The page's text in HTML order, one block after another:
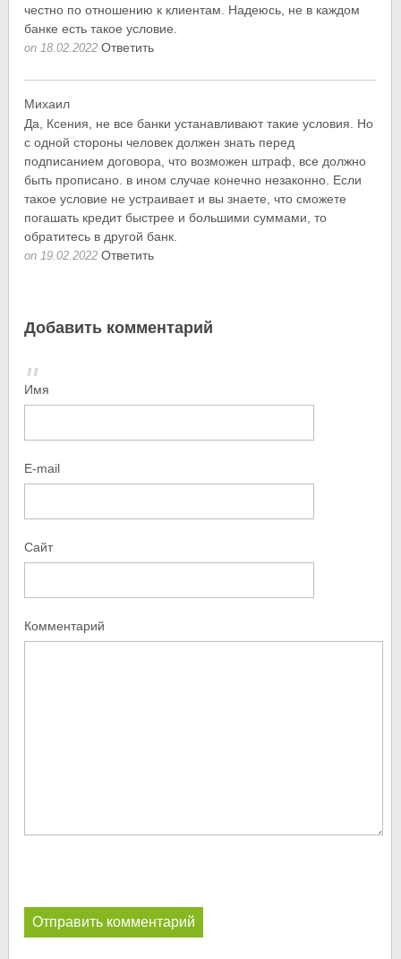
честно по отношению к клиентам. Надеюсь, не в каждом
банке есть такое условие.
on 18.02.2022 Ответить
Михаил
Да, Ксения, не все банки устанавливают такие условия. Но
с одной стороны человек должен знать перед
подписанием договора, что возможен штраф, все должно
быть прописано. в ином случае конечно незаконно. Если
такое условие не устраивает и вы знаете, что сможете
погашать кредит быстрее и большими суммами, то
обратитесь в другой банк.
on 19.02.2022 Ответить
Добавить комментарий
Имя
E-mail
Сайт
Комментарий